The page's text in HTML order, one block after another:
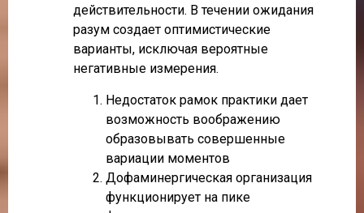
действительности. В течении ожидания
разум создает оптимистические
варианты, исключая вероятные
негативные измерения.
Недостаток рамок практики дает
возможность воображению
образовывать совершенные
вариации моментов
Дофаминергическая организация
функционирует на пике